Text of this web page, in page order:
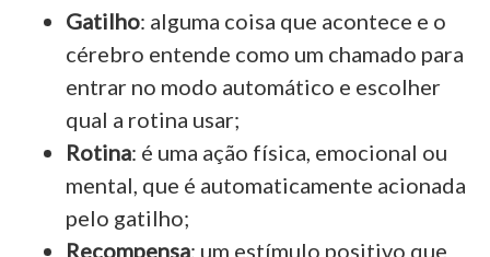
Gatilho: alguma coisa que acontece e o
cérebro entende como um chamado para
entrar no modo automático e escolher
qual a rotina usar;
Rotina: é uma ação física, emocional ou
mental, que é automaticamente acionada
pelo gatilho;
Recompensa: um estímulo positivo que